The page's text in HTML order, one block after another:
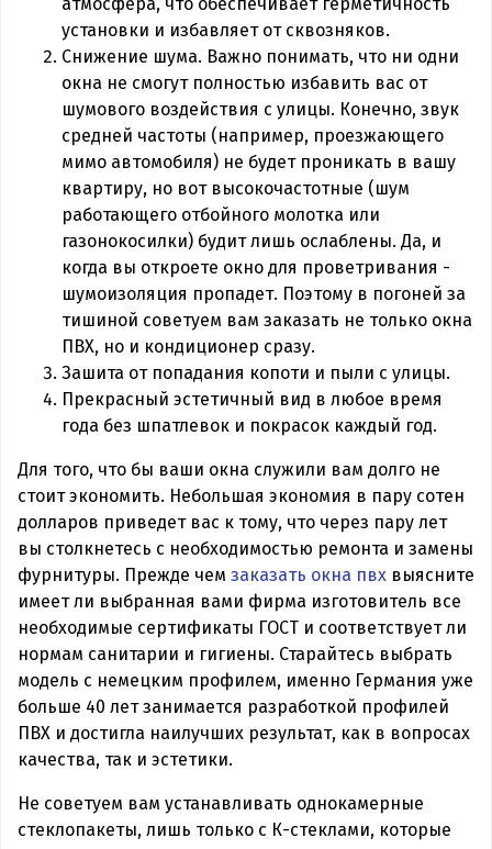
установки и избавляет от сквозняков.
Снижение шума. Важно понимать, что ни одни
окна не смогут полностью избавить вас от
шумового воздействия с улицы. Конечно, звук
средней частоты (например, проезжающего
мимо автомобиля) не будет проникать в вашу
квартиру, но вот высокочастотные (шум
работающего отбойного молотка или
газонокосилки) будит лишь ослаблены. Да, и
когда вы откроете окно для проветривания -
шумоизоляция пропадет. Поэтому в погоней за
тишиной советуем вам заказать не только окна
ПВХ, но и кондиционер сразу.
Зашита от попадания копоти и пыли с улицы.
Прекрасный эстетичный вид в любое время
года без шпатлевок и покрасок каждый год.
Для того, что бы ваши окна служили вам долго не
стоит экономить. Небольшая экономия в пару сотен
долларов приведет вас к тому, что через пару лет
вы столкнетесь с необходимостью ремонта и замены
фурнитуры. Прежде чем заказать окна пвх выясните
имеет ли выбранная вами фирма изготовитель все
необходимые сертификаты ГОСТ и соответствует ли
нормам санитарии и гигиены. Старайтесь выбрать
модель с немецким профилем, именно Германия уже
больше 40 лет занимается разработкой профилей
ПВХ и достигла наилучших результат, как в вопросах
качества, так и эстетики.
Не советуем вам устанавливать однокамерные
стеклопакеты, лишь только с К-стеклами, которые